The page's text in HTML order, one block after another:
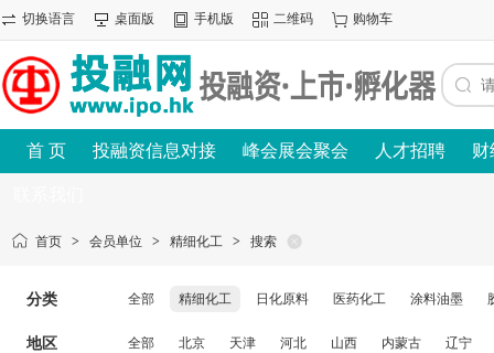
切换语言 桌面版 手机版 二维码 购物车
首 页 投融资信息对接 峰会展会聚会 人才招聘 财
首页 > 会员单位 > 精细化工 > 搜索
分类 全部 精细化工 日化原料 医药化工 涂料油墨
地区 全部 北京 天津 河北 山西 内蒙古
辽宁